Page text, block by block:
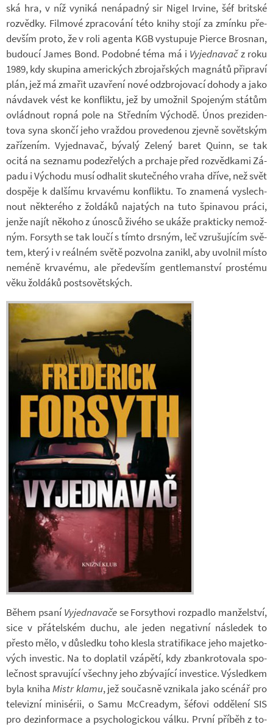
ská hra, v níž vy­niká ne­ná­padný sir Nigel Ir­vine, šéf brit­ské
roz­vědky. Fil­mové zpra­co­vání této knihy stojí za zmínku pře­
de­vším proto, že v roli agenta KGB vy­stu­puje Pierce Brosnan,
bu­doucí James Bond. Po­dobné téma má i Vy­jed­na­vačz roku
1989, kdy sku­pina ame­ric­kých zbro­jař­ských mag­nátů při­praví
plán, jež má zma­řit uza­vření nové od­zbro­jo­vací do­hody a jako
návda­vek vést ke kon­fliktu, jež by umož­nil Spo­je­ným stá­tům
ovlád­nout ropná pole na Střed­ním Vý­chodě. Únos pre­zi­den­
tova syna skončí jeho vraž­dou pro­ve­de­nou zjevně so­vět­ským
za­ří­ze­ním. Vy­jed­na­vač, bý­valý Ze­lený baret Quinn, se tak
ocitá na se­znamu po­de­zře­lých a pr­chaje před roz­věd­kami Zá­
padu i Vý­chodu musí od­ha­lit sku­teč­ného vraha dříve, než svět
do­spěje k dal­šímu kr­va­vému kon­fliktu. To zna­mená vy­slech­
nout ně­kte­rého z žol­dáků na­ja­tých na tuto špi­na­vou práci,
jenže najít ně­koho z únosců ži­vého se ukáže prak­ticky ne­mož­
ným. For­syth se tak loučí s tímto drs­ným, leč vzru­šu­jí­cím svě­
tem, který i v re­ál­ném světě po­zvolna za­nikl, aby uvol­nil místo
neméně kr­va­vému, ale pře­de­vším gentle­man­ství pros­tému
věku žol­dáků po­st­so­vět­ských.
Během psaníVy­jed­na­vačese For­sy­thovi roz­padlo man­žel­ství,
sice v přá­tel­ském duchu, ale jeden ne­ga­tivní ná­sle­dek to
přesto mělo, v dů­sledku toho klesla stra­ti­fi­kace jeho ma­jet­ko­
vých in­ves­tic. Na to do­pla­til vzá­pětí, kdy zbankro­to­vala spo­
leč­nost spra­vu­jící všechny jeho zbý­va­jící in­ves­tice. Vý­sled­kem
byla knihaMistr klamu, jež sou­časně vzni­kala jako scé­nář pro
te­le­vizní mi­ni­sé­rii, o Samu McCrea­dym, šé­fovi od­dě­lení SIS
pro dez­in­for­mace a psy­cho­lo­gic­kou válku. První pří­běh z to­